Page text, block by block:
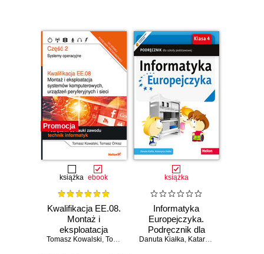
Promocja
książka ebook
Kwalifikacja EE.08.
Montaż i
eksploatacja
systemów
Tomasz Kowalski, Tomasz Orkisz
książka
Informatyka
Europejczyka.
Podręcznik dla
szkoły
Danuta Kiałka, Katarzyna Kiałka